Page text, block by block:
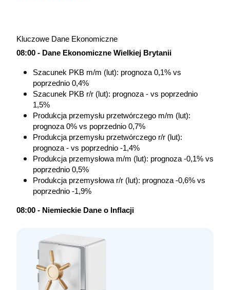
Kluczowe Dane Ekonomiczne
08:00 - Dane Ekonomiczne Wielkiej Brytanii
Szacunek PKB m/m (lut): prognoza 0,1% vs
poprzednio 0,4%
Szacunek PKB r/r (lut): prognoza - vs poprzednio
1,5%
Produkcja przemysłu przetwórczego m/m (lut):
prognoza 0% vs poprzednio 0,7%
Produkcja przemysłu przetwórczego r/r (lut):
prognoza - vs poprzednio -1,4%
Produkcja przemysłowa m/m (lut): prognoza -0,1% vs
poprzednio 0,5%
Produkcja przemysłowa r/r (lut): prognoza -0,6% vs
poprzednio -1,9%
08:00 - Niemieckie Dane o Inflacji